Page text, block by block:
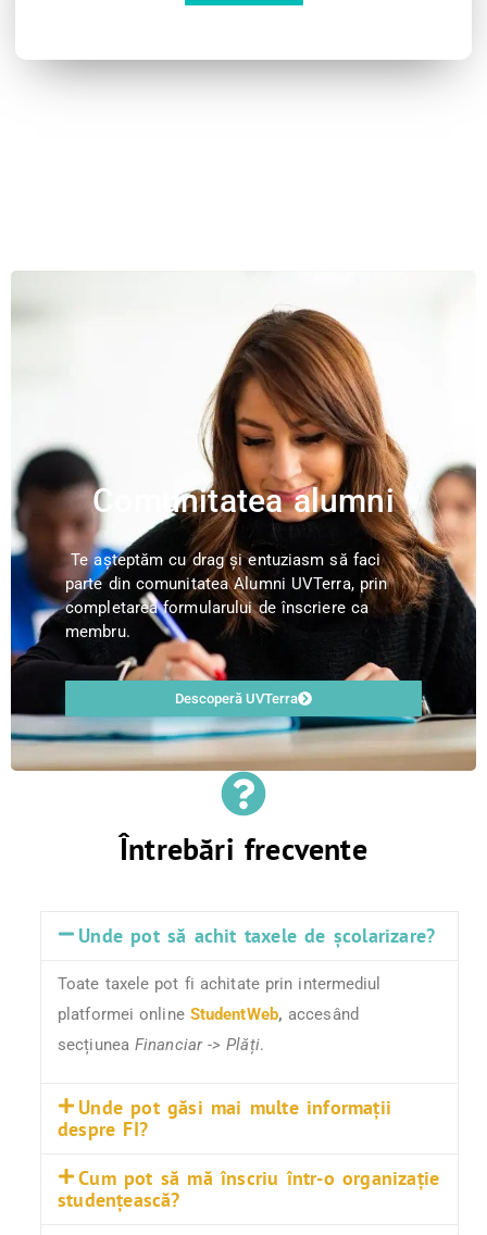
Comunitatea alumni
Te așteptăm cu drag și entuziasm să faci
parte din comunitatea Alumni UVTerra, prin
completarea formularului de înscriere ca
membru.
Descoperă UVTerra
Întrebări frecvente
Unde pot să achit taxele de școlarizare?
Toate taxele pot fi achitate prin intermediul
platformei online StudentWeb, accesând
secțiunea Financiar -> Plăți.
Unde pot găsi mai multe informații
despre FI?
Cum pot să mă înscriu într-o organizație
studențească?